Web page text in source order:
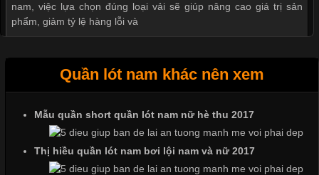
nam, việc lựa chọn đúng loại vải sẽ giúp nâng cao giá trị sản
phẩm, giảm tỷ lệ hàng lỗi và
Ngành Thời Trang
Cập nhật 2026-06-01 16:20:50
Quần lót nam khác nên xem
Mẫu quần short quần lót nam nữ hè thu 2017
Thị hiều quần lót nam bơi lội nam và nữ 2017